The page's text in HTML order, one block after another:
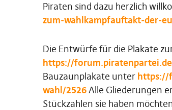
Piraten sind dazu herzlich
zum-wahlkampfauftakt-der-
Die Entwürfe für die Plakate
https://
Bauzaunplakate unter https://
wahl/2526Alle Gliederungen
Stückzahlen sie haben